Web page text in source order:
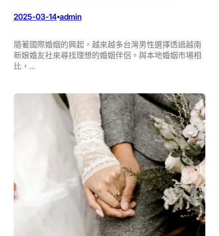
2025-03-14•admin
隨著國際婚姻的興起，越來越多台灣男性選擇透過越南
新娘婚友社來尋找理想的婚姻伴侶。與本地婚姻市場相
比，…